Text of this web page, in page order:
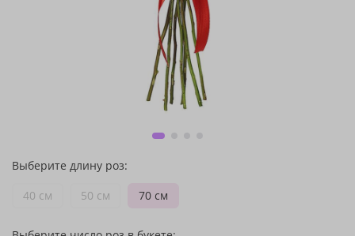
Выберите длину роз:
40 см
50 см 70 см